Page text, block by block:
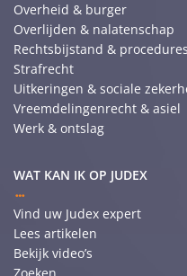
Overheid & burger
Overlijden & nalatenschap
Rechtsbijstand & procedures
Strafrecht
Uitkeringen & sociale
Vreemdelingenrecht & asiel
Werk & ontslag
WAT KAN IK OP JUDEX
Vind uw Judex expert
Lees artikelen
Bekijk video’s